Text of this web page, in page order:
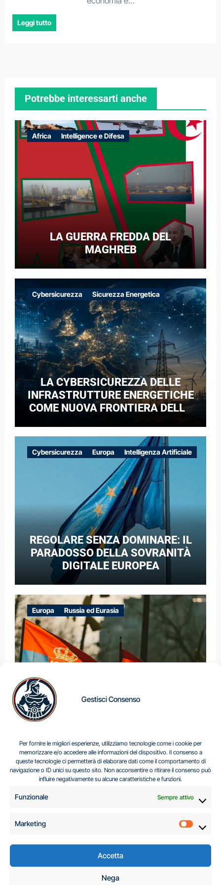
Gestisci Consenso
Per fornire le migliori esperienze, utilizziamo tecnologie come i cookie per
memorizzare e/o accedere alle informazioni del dispositivo. Il consenso a
queste tecnologie ci permetterà di elaborare dati come il comportamento di
navigazione o ID unici su questo sito. Non acconsentire o ritirare il consenso può
influire negativamente su alcune caratteristiche e funzioni.
Funzionale Sempre attivo
Marketing
Accetta
Nega
Leggi tutto
Potrebbe interessarti anche
Africa Intelligence e Difesa
LA GUERRA FREDDA DEL
MAGHREB
Cybersicurezza Sicurezza Energetica
LA CYBERSICUREZZA DELLE
INFRASTRUTTURE ENERGETICHE
COME NUOVA FRONTIERA DELLA
CASO DELLE RETI ELETTRICHE
EUROPEE NEL CONTESTO DELLA
GUERRA IBRIDA
Cybersicurezza Europa Intelligenza Artificiale
REGOLARE SENZA DOMINARE: IL
PARADOSSO DELLA SOVRANITÀ
DIGITALE EUROPEA
Europa Russia ed Eurasia
Centro Analisi e Studi Italus © Tutti i diritti riservati
C.A.S.I. – Centro